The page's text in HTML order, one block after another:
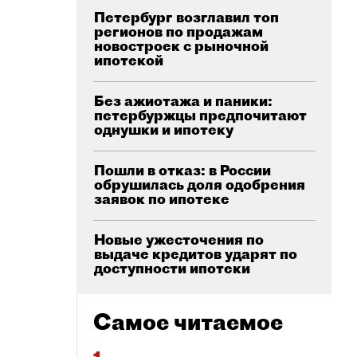
Петербург возглавил топ
регионов по продажам
новостроек с рыночной
ипотекой
Без ажиотажа и паники:
петербуржцы предпочитают
однушки и ипотеку
Пошли в отказ: в России
обрушилась доля одобрения
заявок по ипотеке
Новые ужесточения по
выдаче кредитов ударят по
доступности ипотеки
Самое читаемое